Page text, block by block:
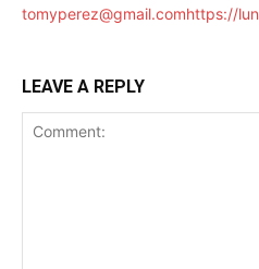
tomyperez@gmail.comhttps://
LEAVE A REPLY